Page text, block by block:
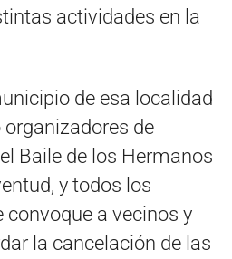
actividades en la
de esa localidad
de
Baile de los Hermanos
y todos los
convoque a vecinos y
la cancelación de las